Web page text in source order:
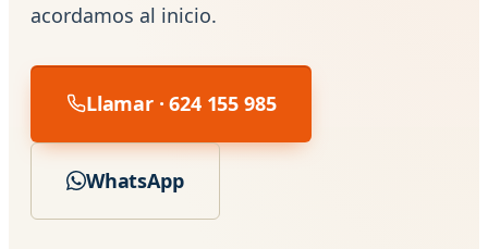
acordamos al inicio.
Llamar · 624 155 985
WhatsApp